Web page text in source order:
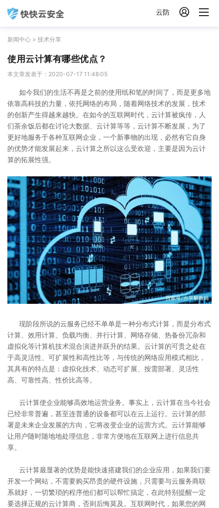
云防 
新闻中心 > 技术分享
使用云计算有哪些优点？
本文章发表于：2020-07-17 11:48:05
如今我们的生活不再是之前的使用纸和笔的时间了，而是更多地
依靠高科技的力量，依托网络的布局，随着网络技术的发展，技术
的创新产生得越来越快。在如今的互联网时代，云计算被疯传，人
们茶余饭后都在讨论大数据、云计算等等，云计算不断发展，为了
更好地服务于各种互联网企业，一个新事物的出现，必然有它自身
的优势才能发展起来，云计算之所以这么受欢迎，主要是因为云计
算的拓展性强。
现阶段所说的云服务已经不单单是一种分布式计算，而是分布式
计算、效用计算、负载均衡、并行计算、网络存储、热备份冗杂和
虚拟化等计算机技术混合演进并跃升的结果。云计算的可贵之处在
于高灵活性、可扩展性和高性比等，与传统的网络应用模式相比，
其具有的特点是：虚拟化技术、动态可扩展、按需部署、灵活性
高、可靠性高、性价比高等。
云计算使企业能够高效地运营业务。事实上，云计算在当今社会
已经非常普遍，甚至连普通的设备都可以在云上运行。云计算的部
署是未来企业发展的方向，它将改变企业的运营方式。云计算能够
让用户随时随地地处理信息，非常方便地在互联网上进行信息共
享。
云计算最显著的优势是能快速搭建我们的企业应用，如果我们要
开发一个网站，不需要购买昂贵的硬件设施，只需要与云服务商联
系就好，一切繁琐的程序他们都可以帮忙搞定，在此特别提醒一定
要选择正规的云计算商，否则后悔莫及。互联网时代，如果您的网